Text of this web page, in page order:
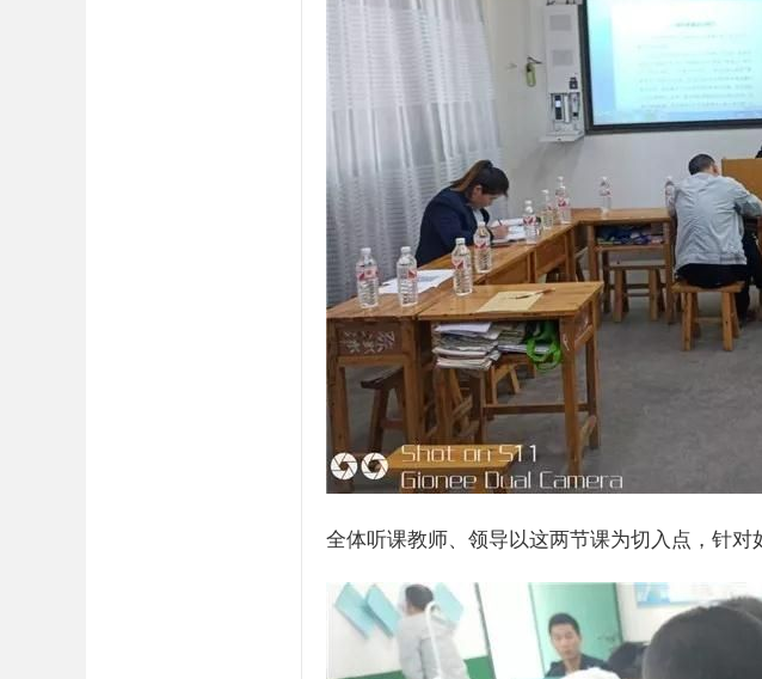
全体听课教师、领导以这两节课为切入点，针对